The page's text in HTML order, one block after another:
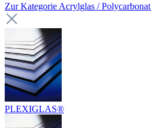
Zur Kategorie Acrylglas / Polycarbonat
PLEXIGLAS®